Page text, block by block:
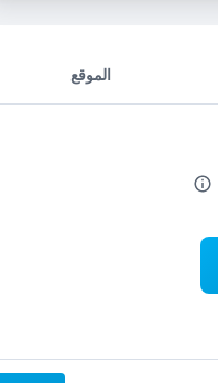
الموقع